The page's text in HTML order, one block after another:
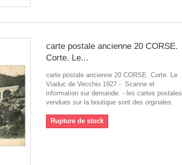
carte postale ancienne 20 CORSE.
Corte. Le...
carte postale ancienne 20 CORSE. Corte. Le
Viaduc de Vecchio 1927 - Scanne et
information sur demande. - les cartes postales
vendues sur la boutique sont des orginales.
Rupture de stock